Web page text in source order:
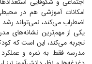
امکانات آموزشی هم در
اضطراب می‌کند، نمی‌تواند رشد
یکی از مهم‌ترین نشانه‌های
تجربه می‌کند، این است که
مدرسه فقط به نمره و